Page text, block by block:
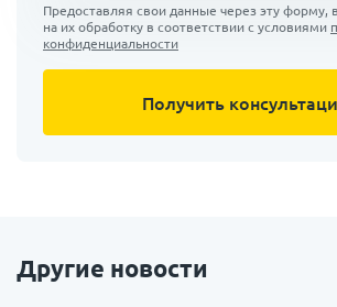
Предоставляя свои данные через эту форму,
на их обработку в соответствии с условиями
конфиденциальности
Другие новости